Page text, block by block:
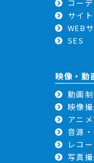
コー
サイ
WEB
SES
映像・動
動画
映像
アニ
音源
レコ
写真